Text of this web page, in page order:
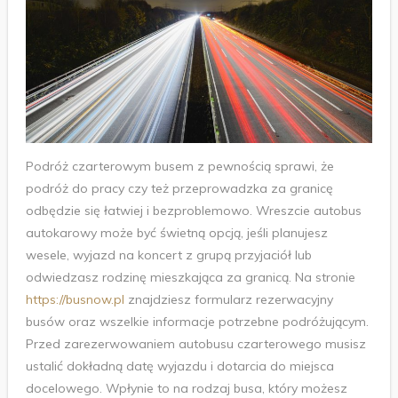
Podróż czarterowym busem z pewnością sprawi, że
podróż do pracy czy też przeprowadzka za granicę
odbędzie się łatwiej i bezproblemowo. Wreszcie autobus
autokarowy może być świetną opcją, jeśli planujesz
wesele, wyjazd na koncert z grupą przyjaciół lub
odwiedzasz rodzinę mieszkająca za granicą. Na stronie
https://busnow.pl znajdziesz formularz rezerwacyjny
busów oraz wszelkie informacje potrzebne podróżującym.
Przed zarezerwowaniem autobusu czarterowego musisz
ustalić dokładną datę wyjazdu i dotarcia do miejsca
docelowego. Wpłynie to na rodzaj busa, który możesz